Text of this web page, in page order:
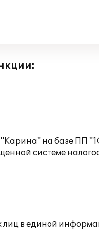
на базе ПП
системе
лиц в единой